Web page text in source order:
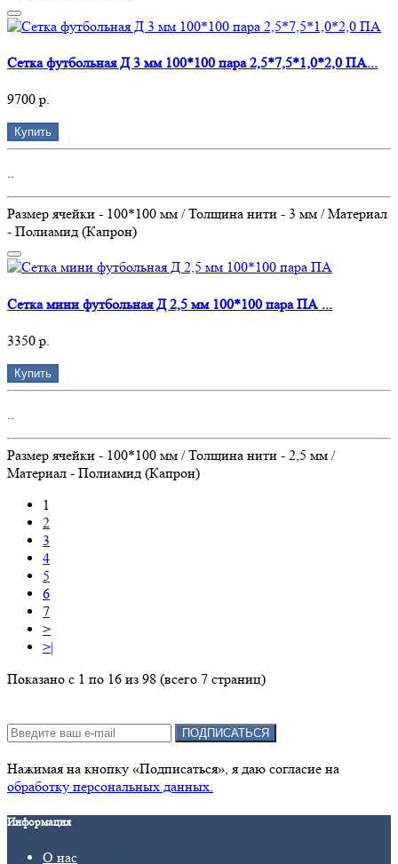
Сетка футбольная Д 3 мм 100*100 пара 2,5*7,5*1,0*2,0 ПА...
9700 р.
Купить
..
Размер ячейки - 100*100 мм / Толщина нити - 3 мм / Материал
- Полиамид (Капрон)
Сетка мини футбольная Д 2,5 мм 100*100 пара ПА ...
3350 р.
Купить
..
Размер ячейки - 100*100 мм / Толщина нити - 2,5 мм /
Материал - Полиамид (Капрон)
1
2
3
4
5
6
7
>
>|
Показано с 1 по 16 из 98 (всего 7 страниц)
ПОДПИСАТЬСЯ
Нажимая на кнопку «Подписаться», я даю cогласие на
обработку персональных данных.
Информация
О нас